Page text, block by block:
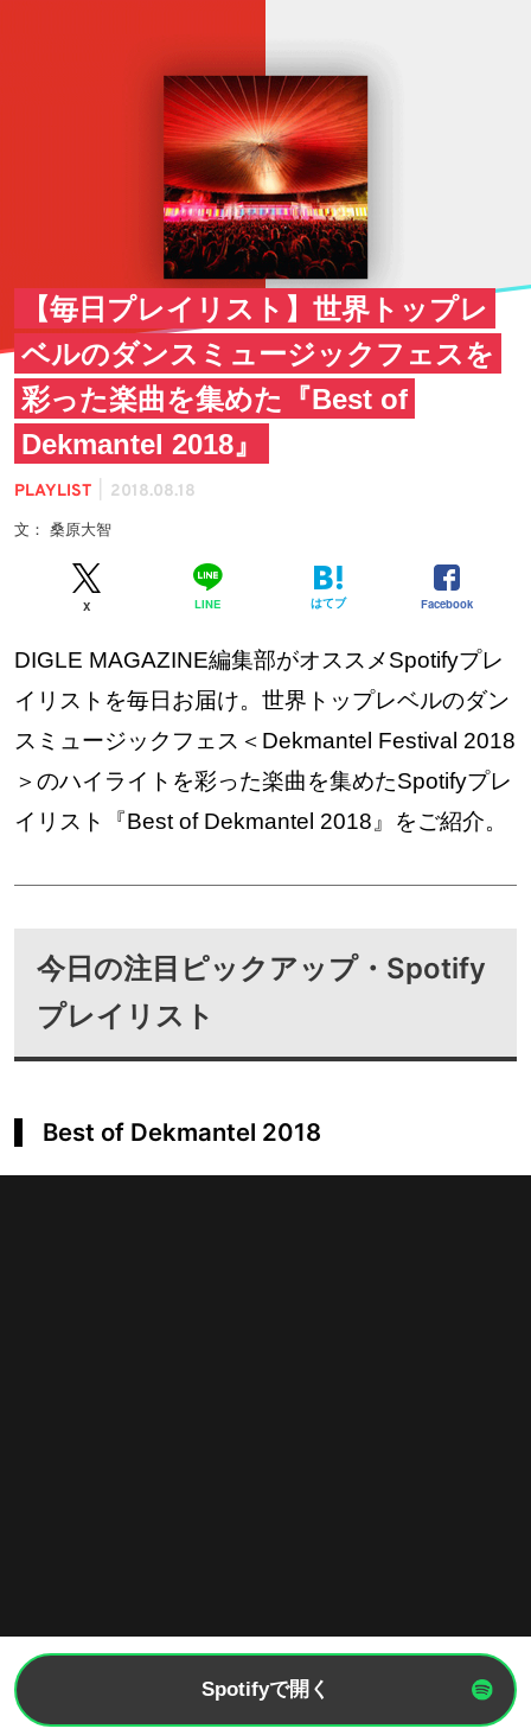
【毎日プレイリスト】世界トップレ
ベルのダンスミュージックフェスを
彩った楽曲を集めた『Best of
Dekmantel 2018』
PLAYLIST 2018.08.18
文： 桑原大智
X LINE はてブ Facebook
DIGLE MAGAZINE編集部がオススメSpotifyプレ
イリストを毎日お届け。世界トップレベルのダン
スミュージックフェス＜Dekmantel Festival 2018
＞のハイライトを彩った楽曲を集めたSpotifyプレ
イリスト『Best of Dekmantel 2018』をご紹介。
今日の注目ピックアップ・Spotify
プレイリスト
Best of Dekmantel 2018
Spotifyで開く